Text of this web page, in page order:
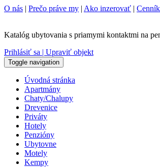
O nás | Prečo práve my | Ako inzerovať |
Katalóg ubytovania s priamymi kontaktmi na
Prihlásiť sa | Upraviť objekt
Toggle navigation
Úvodná stránka
Apartmány
Chaty/Chalupy
Drevenice
Priváty
Hotely
Penzióny
Ubytovne
Motely
Kempy